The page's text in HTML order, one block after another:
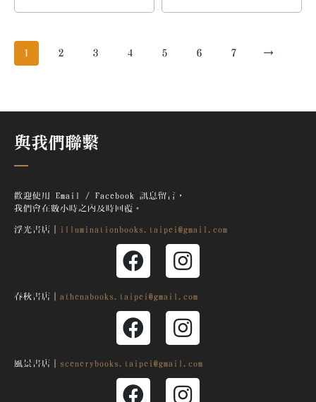
1 2 3 4 5 6 7 →
與我們聯繫
歡迎使用 Email / Facebook 訊息留言，
我們會在數小時之內及時回覆。
浮光書店｜ illuminationbooks.taipei@gmail.com
春秋書店｜ athenabooks.taipei@gmail.com
風景書店｜ scenerybooks.taipei@gmail.com